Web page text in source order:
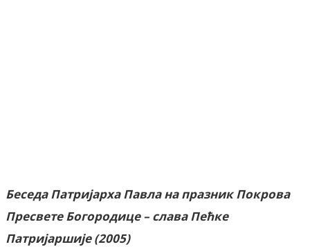
Беседа Патријарха Павла на празник Покрова
Пресвете Богородице – слава Пећке
Патријаршије (2005)